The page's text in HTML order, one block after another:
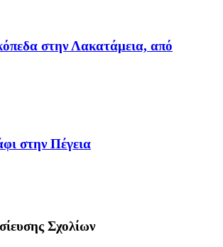
στην Λακατάμεια, από
στην Πέγεια
Σχολίων